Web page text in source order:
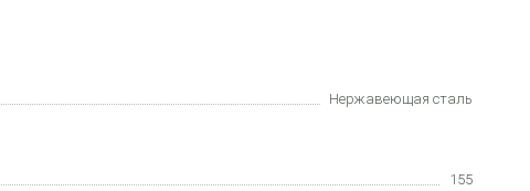
Нержавеющая сталь
155